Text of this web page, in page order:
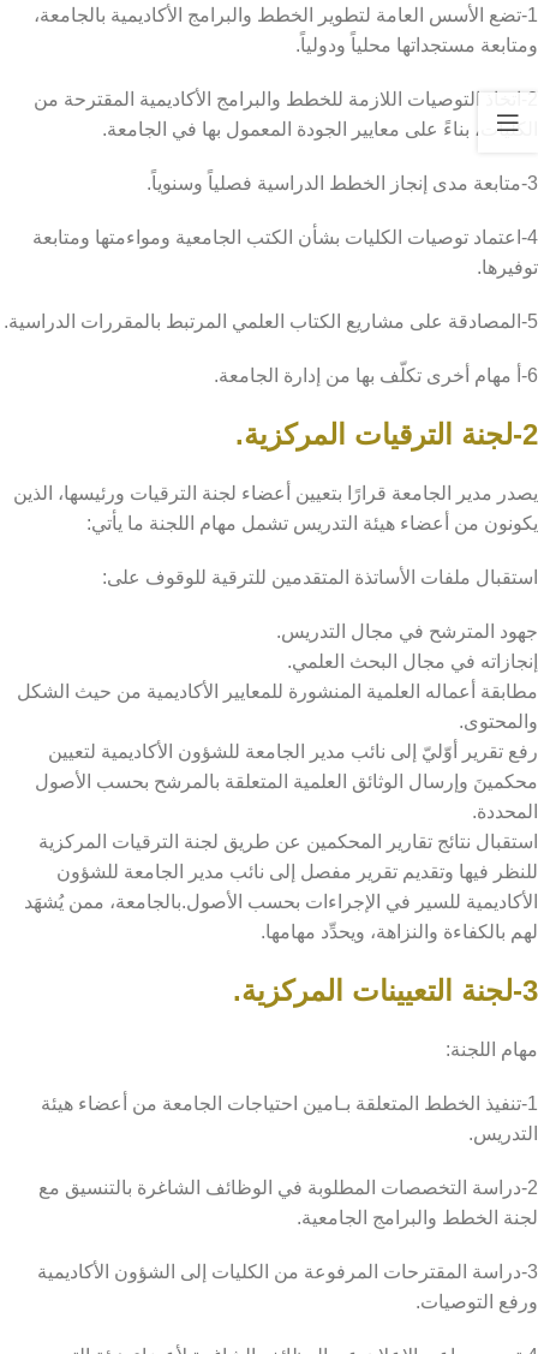
1-تضع الأسس العامة لتطوير الخطط والبرامج الأكاديمية بالجامعة،
ومتابعة مستجداتها محلياً ودولياً.
2-اتخاذ التوصيات اللازمة للخطط والبرامج الأكاديمية المقترحة من
الكليات، بناءً على معايير الجودة المعمول بها في الجامعة.
3-متابعة مدى إنجاز الخطط الدراسية فصلياً وسنوياً.
4-اعتماد توصيات الكليات بشأن الكتب الجامعية ومواءمتها ومتابعة
توفيرها.
5-المصادقة على مشاريع الكتاب العلمي المرتبط بالمقررات الدراسية.
6-أ مهام أخرى تكلّف بها من إدارة الجامعة.
2-لجنة الترقيات المركزية.
يصدر مدير الجامعة قرارًا بتعيين أعضاء لجنة الترقيات ورئيسها، الذين
يكونون من أعضاء هيئة التدريس تشمل مهام اللجنة ما يأتي:
استقبال ملفات الأساتذة المتقدمين للترقية للوقوف على:
جهود المترشح في مجال التدريس.
إنجازاته في مجال البحث العلمي.
مطابقة أعماله العلمية المنشورة للمعايير الأكاديمية من حيث الشكل
والمحتوى.
رفع تقرير أوّليّ إلى نائب مدير الجامعة للشؤون الأكاديمية لتعيين
محكمينَ وإرسال الوثائق العلمية المتعلقة بالمرشح بحسب الأصول
المحددة.
استقبال نتائج تقارير المحكمين عن طريق لجنة الترقيات المركزية
للنظر فيها وتقديم تقرير مفصل إلى نائب مدير الجامعة للشؤون
الأكاديمية للسير في الإجراءات بحسب الأصول.بالجامعة، ممن يُشهَد
لهم بالكفاءة والنزاهة، ويحدِّد مهامها.
3-لجنة التعيينات المركزية.
مهام اللجنة:
1-تنفيذ الخطط المتعلقة بـامين احتياجات الجامعة من أعضاء هيئة
التدريس.
2-دراسة التخصصات المطلوبة في الوظائف الشاغرة بالتنسيق مع
لجنة الخطط والبرامج الجامعية.
3-دراسة المقترحات المرفوعة من الكليات إلى الشؤون الأكاديمية
ورفع التوصيات.